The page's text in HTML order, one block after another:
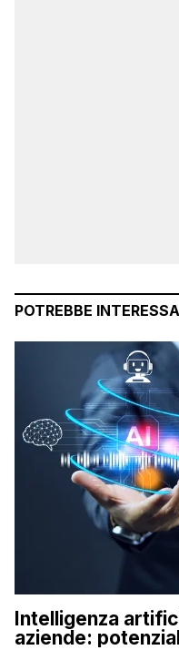
POTREBBE
Intelligenza
aziende: